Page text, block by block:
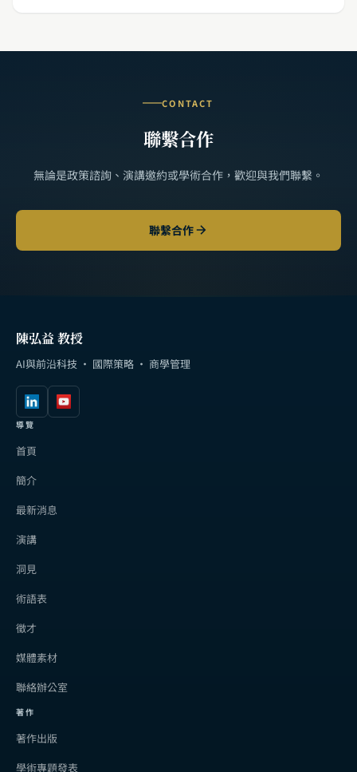
CONTACT
聯繫合作
無論是政策諮詢、演講邀約或學術合作，歡迎與我們聯繫。
聯繫合作
陳弘益 教授
AI與前沿科技 · 國際策略 · 商學管理
導覽
首頁
簡介
最新消息
演講
洞見
術語表
徵才
媒體素材
聯絡辦公室
著作
著作出版
學術專題發表